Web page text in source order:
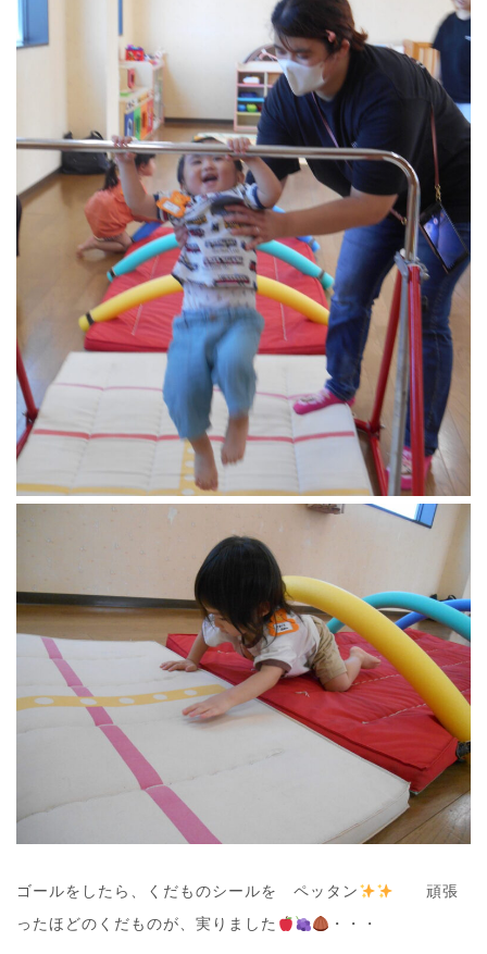
ゴールをしたら、くだものシールを ペッタン
頑張
ったほどのくだものが、実りました
・・・